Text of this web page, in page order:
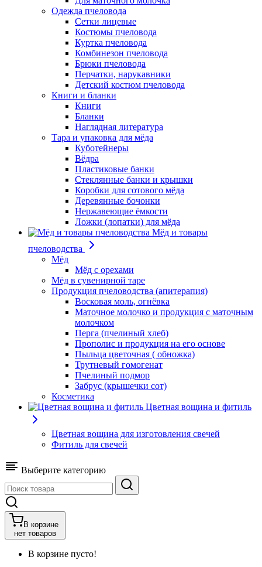
Одежда пчеловода
Сетки лицевые
Костюмы пчеловода
Куртка пчеловода
Комбинезон пчеловода
Брюки пчеловода
Перчатки, нарукавники
Детский костюм пчеловода
Книги и бланки
Книги
Бланки
Наглядная литература
Тара и упаковка для мёда
Куботейнеры
Вёдра
Пластиковые банки
Стеклянные банки и крышки
Коробки для сотового мёда
Деревянные бочонки
Нержавеющие ёмкости
Ложки (лопатки) для мёда
Мёд и товары
пчеловодства
Мёд
Мёд с орехами
Мёд в сувенирной таре
Продукция пчеловодства (апитерапия)
Восковая моль, огнёвка
Маточное молочко и продукция с маточным
молочком
Перга (пчелиный хлеб)
Прополис и продукция на его основе
Пыльца цветочная ( обножка)
Трутневый гомогенат
Пчелиный подмор
Забрус (крышечки сот)
Косметика
Цветная вощина и фитиль
Цветная вощина для изготовления свечей
Фитиль для свечей
Выберите категорию
В корзине
нет товаров
В корзине пусто!